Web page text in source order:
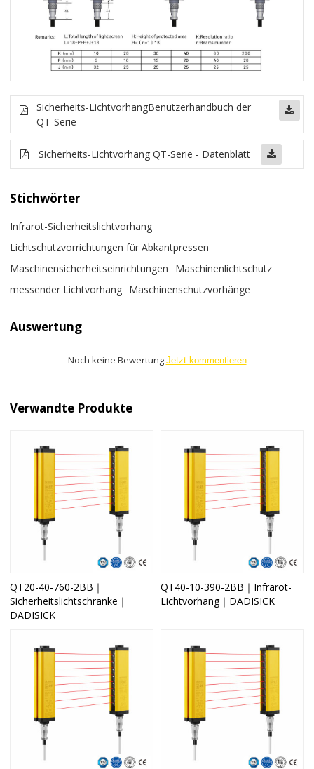
Sicherheits-LichtvorhangBenutzerhandbuch der
QT-Serie
Sicherheits-Lichtvorhang QT-Serie - Datenblatt
Stichwörter
Infrarot-Sicherheitslichtvorhang
Lichtschutzvorrichtungen für Abkantpressen
Maschinensicherheitseinrichtungen
Maschinenlichtschutz
messender Lichtvorhang Maschinenschutzvorhänge
Auswertung
Noch keine Bewertung Jetzt kommentieren
Verwandte Produkte
QT20-40-760-2BB｜
Sicherheitslichtschranke｜
DADISICK
QT40-10-390-2BB｜Infrarot-
Lichtvorhang｜DADISICK